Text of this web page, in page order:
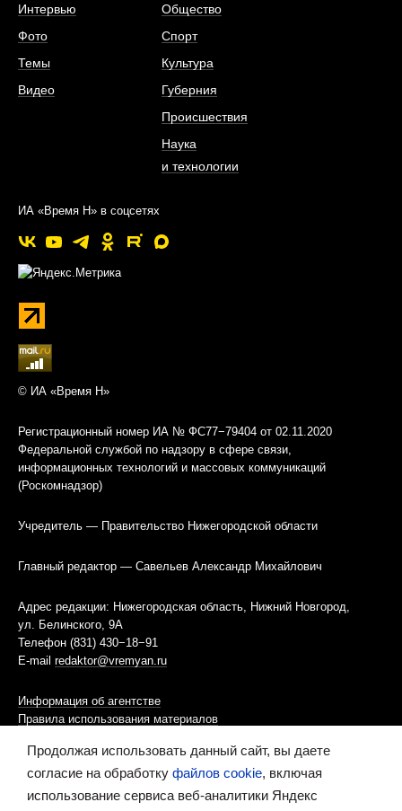
Интервью
Фото
Темы
Видео
Общество
Спорт
Культура
Губерния
Происшествия
Наука
и технологии
ИА «Время Н» в соцсетях
© ИА «Время Н»
Регистрационный номер ИА № ФС77−79404 от 02.11.2020
Федеральной службой по надзору в сфере связи,
информационных технологий и массовых коммуникаций
(Роскомнадзор)
Учредитель — Правительство Нижегородской области
Главный редактор — Савельев Александр Михайлович
Адрес редакции: Нижегородская область, Нижний Новгород,
ул. Белинского, 9А
Телефон (831) 430−18−91
E-mail redaktor@vremyan.ru
Информация об агентстве
Правила использования материалов
Информационная политика использования «cookies»-файлов
Ресурс содержит материалы 16+
Продолжая использовать данный сайт, вы даете
согласие на обработку файлов cookie, включая
использование сервиса веб-аналитики Яндекс